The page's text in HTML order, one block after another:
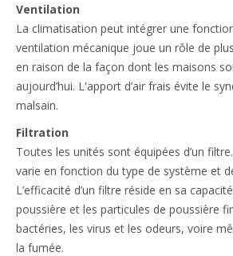
Ventilation
La climatisation peut intégrer une
ventilation mécanique joue un rôle de
en raison de la façon dont les maisons
aujourd’hui. L'apport d’air frais évite le
malsain.
Filtration
Toutes les unités sont équipées d’un
varie en fonction du type de système et
L’efficacité d’un filtre réside en sa
poussière et les particules de poussière
bactéries, les virus et les odeurs, voire
la fumée.